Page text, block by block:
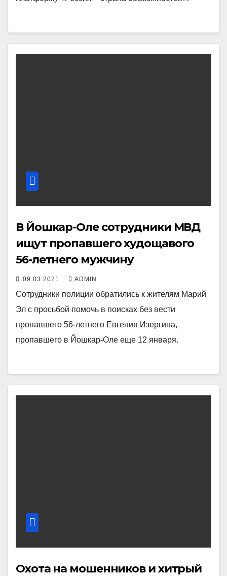
В Йошкар-Оле сотрудники МВД
ищут пропавшего худощавого
56-летнего мужчину
09.03.2021 ADMIN
Сотрудники полиции обратились к жителям Марий
Эл с просьбой помочь в поисках без вести
пропавшего 56-летнего Евгения Изергина,
пропавшего в Йошкар-Оле еще 12 января.
Охота на мошенников и хитрый